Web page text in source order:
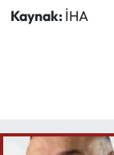
Kaynak: İHA